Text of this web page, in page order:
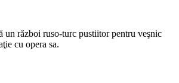
un război ruso-turc pustiitor pentru veşnic
cu opera sa.